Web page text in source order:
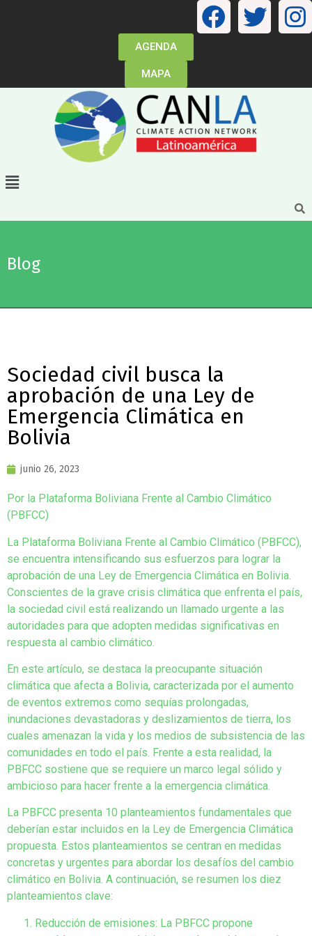
AGENDA
MAPA
Blog
Sociedad civil busca la
aprobación de una Ley de
Emergencia Climática en
Bolivia
junio 26, 2023
Por la Plataforma Boliviana Frente al Cambio Climático
(PBFCC)
La Plataforma Boliviana Frente al Cambio Climático (PBFCC),
se encuentra intensificando sus esfuerzos para lograr la
aprobación de una Ley de Emergencia Climática en Bolivia.
Conscientes de la grave crisis climática que enfrenta el país,
la sociedad civil está realizando un llamado urgente a las
autoridades para que adopten medidas significativas en
respuesta al cambio climático.
En este artículo, se destaca la preocupante situación
climática que afecta a Bolivia, caracterizada por el aumento
de eventos extremos como sequías prolongadas,
inundaciones devastadoras y deslizamientos de tierra, los
cuales amenazan la vida y los medios de subsistencia de las
comunidades en todo el país. Frente a esta realidad, la
PBFCC sostiene que se requiere un marco legal sólido y
ambicioso para hacer frente a la emergencia climática.
La PBFCC presenta 10 planteamientos fundamentales que
deberían estar incluidos en la Ley de Emergencia Climática
propuesta. Estos planteamientos se centran en medidas
concretas y urgentes para abordar los desafíos del cambio
climático en Bolivia. A continuación, se resumen los diez
planteamientos clave:
Reducción de emisiones: La PBFCC propone